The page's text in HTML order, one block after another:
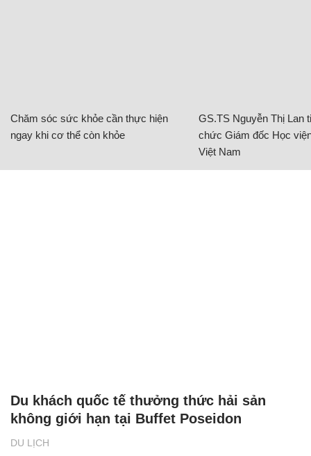
Chăm sóc sức khỏe cần thực hiện
ngay khi cơ thể còn khỏe
GS.TS Nguyễn Thị Lan
chức Giám đốc Học
Việt Nam
DU LỊCH
Du khách quốc tế thưởng thức hải sản
không giới hạn tại Buffet Poseidon